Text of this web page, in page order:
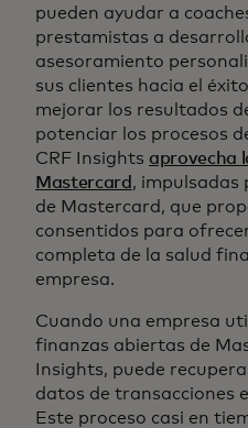
pueden ayudar a
prestamistas a
asesoramiento
sus clientes hacia el
mejorar los resultados
potenciar los procesos
CRF Insights aprovecha
Mastercard , impulsadas
de Mastercard, que
consentidos para
completa de la salud
empresa.
Cuando una empresa
finanzas abiertas de
Insights, puede
datos de transacciones
Este proceso casi en